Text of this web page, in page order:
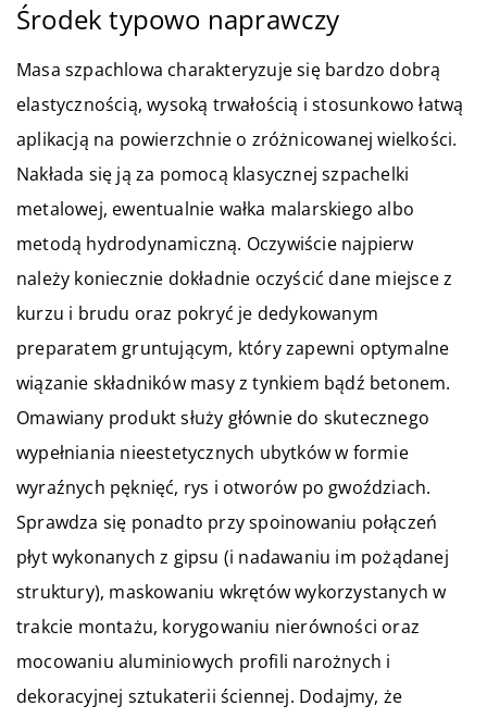
Środek typowo naprawczy
Masa szpachlowa charakteryzuje się bardzo dobrą
elastycznością, wysoką trwałością i stosunkowo łatwą
aplikacją na powierzchnie o zróżnicowanej wielkości.
Nakłada się ją za pomocą klasycznej szpachelki
metalowej, ewentualnie wałka malarskiego albo
metodą hydrodynamiczną. Oczywiście najpierw
należy koniecznie dokładnie oczyścić dane miejsce z
kurzu i brudu oraz pokryć je dedykowanym
preparatem gruntującym, który zapewni optymalne
wiązanie składników masy z tynkiem bądź betonem.
Omawiany produkt służy głównie do skutecznego
wypełniania nieestetycznych ubytków w formie
wyraźnych pęknięć, rys i otworów po gwoździach.
Sprawdza się ponadto przy spoinowaniu połączeń
płyt wykonanych z gipsu (i nadawaniu im pożądanej
struktury), maskowaniu wkrętów wykorzystanych w
trakcie montażu, korygowaniu nierówności oraz
mocowaniu aluminiowych profili narożnych i
dekoracyjnej sztukaterii ściennej. Dodajmy, że